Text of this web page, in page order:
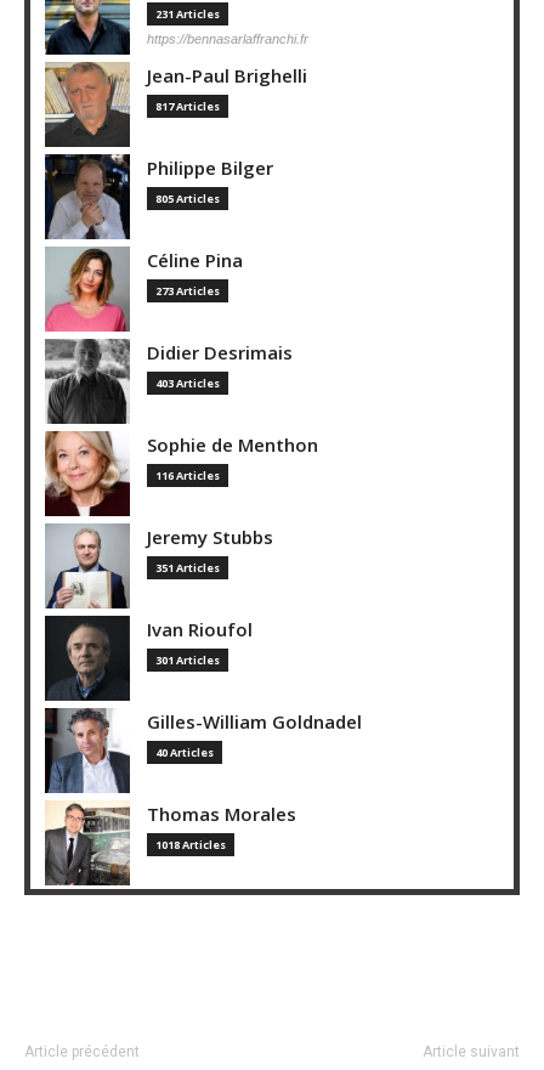
231 Articles
https://bennasarlaffranchi.fr
Jean-Paul Brighelli
817 Articles
Philippe Bilger
805 Articles
Céline Pina
273 Articles
Didier Desrimais
403 Articles
Sophie de Menthon
116 Articles
Jeremy Stubbs
351 Articles
Ivan Rioufol
301 Articles
Gilles-William Goldnadel
40 Articles
Thomas Morales
1018 Articles
Article précédent Article suivant